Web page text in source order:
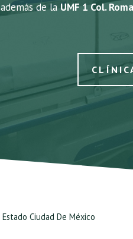
además de la UMF 1 Col. Roma
Categorías
Estado Ciudad De México